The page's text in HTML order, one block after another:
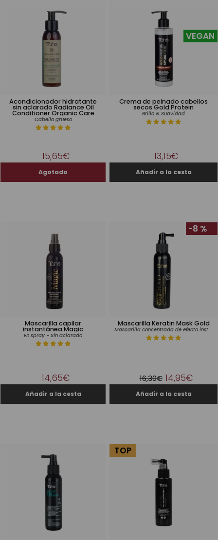
Acondicionador hidratante
sin aclarado Radiance Oil
Conditioner Organic Care
Cabello grueso
15,65€
Crema de peinado cabellos
secos Gold Protein
Brillo & Suavidad
VEGAN
13,15€
Mascarilla capilar
instantánea Magic
En spray - Sin aclarado
14,65€
Mascarilla Keratin Mask Gold
Mascarilla concentrada de efecto instantáneo con oro líquido y Keratina
-8 %
16,30€ 14,95€
TOP